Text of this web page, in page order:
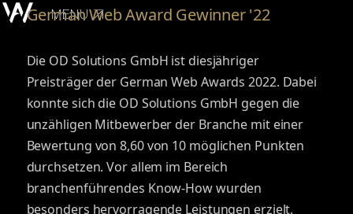
MENU
German Web Award Gewinner '22
Die OD Solutions GmbH ist diesjähriger
Preisträger der German Web Awards 2022. Dabei
konnte sich die OD Solutions GmbH gegen die
unzähligen Mitbewerber der Branche mit einer
Bewertung von 8,60 von 10 möglichen Punkten
durchsetzen. Vor allem im Bereich
branchenführendes Know-How wurden
besonders hervorragende Leistungen erzielt.